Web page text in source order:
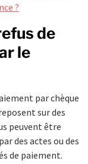
?
de
le
par chèque
sur des
peuvent être
des actes ou des
de paiement.